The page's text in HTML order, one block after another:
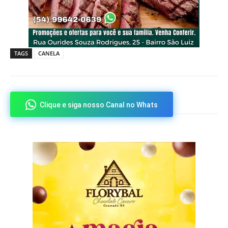
TAGS CANELA
Clique e siga nosso Canal no Whats